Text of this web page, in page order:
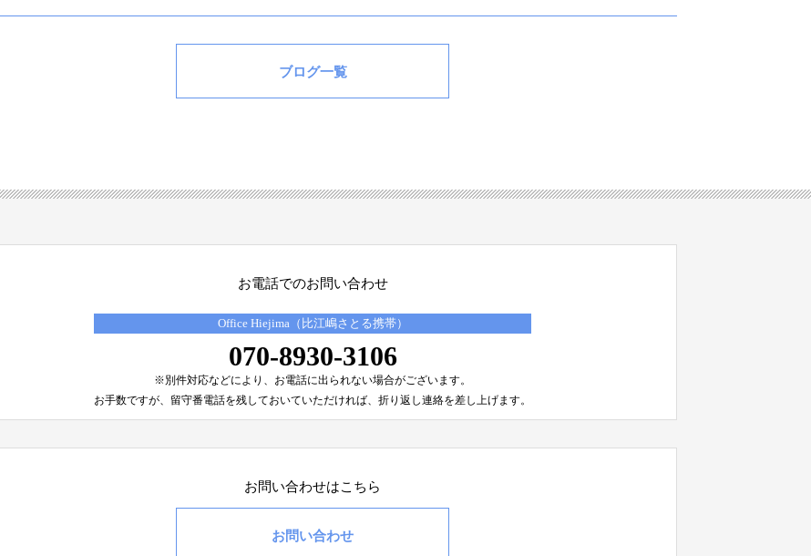
ブログ一覧
お電話でのお問い合わせ
Office Hiejima（比江嶋さとる携帯）
070-8930-3106
※別件対応などにより、 お電話に出られない場合がございます。
お手数ですが、留守番電話を残しておいていただければ、 折り返し連絡を差し上げます。
お問い合わせはこちら
お問い合わせ